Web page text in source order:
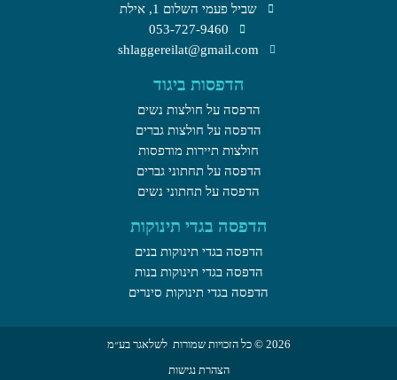
שביל פעמי השלום 1, אילת​
053-727-9460
shlaggereilat@gmail.com
הדפסות ביגוד
הדפסה על חולצות נשים
הדפסה על חולצות גברים
חולצות תיירות מודפסות
הדפסה על תחתוני גברים
הדפסה על תחתוני נשים
הדפסה בגדי תינוקות
הדפסה בגדי תינוקות בנים
הדפסה בגדי תינוקות בנות
הדפסה בגדי תינוקות סינרים
2026 © כל הזכויות שמורות לשלאגר בע״מ
הצהרת נגישות